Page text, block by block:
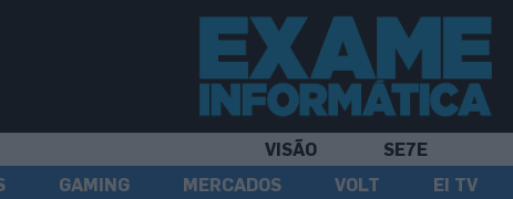
VISÃO
SE7E
GAMING MERCADOS VOLT EI TV